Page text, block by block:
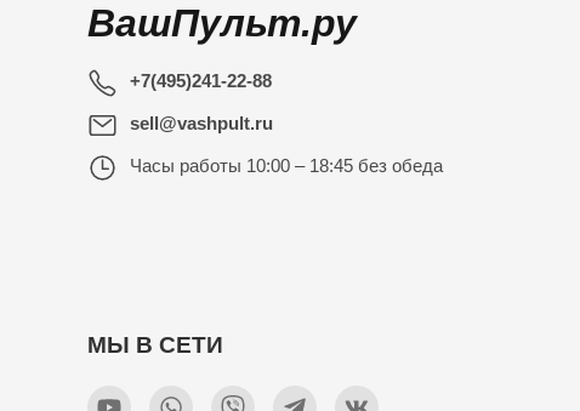
ВашПульт.ру
+7(495)241-22-88
sell@vashpult.ru
Часы работы 10:00 – 18:45 без обеда
МЫ В СЕТИ